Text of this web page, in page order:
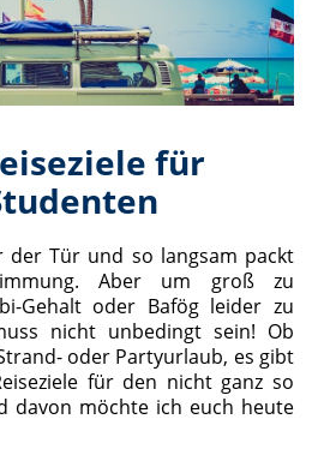
für
der Tür und so langsam packt
Aber um groß zu
Gehalt oder Bafög leider zu
nicht unbedingt sein! Ob
oder Partyurlaub, es gibt
für den nicht ganz so
davon möchte ich euch heute